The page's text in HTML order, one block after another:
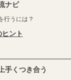
ナビ
行うには？
ント
手くつき合う